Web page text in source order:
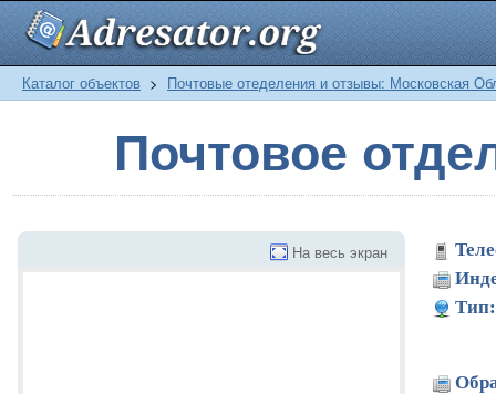
Каталог объектов > Почтовые отеделения и отзывы: Московская
Почтовое
На весь экран
Тип: